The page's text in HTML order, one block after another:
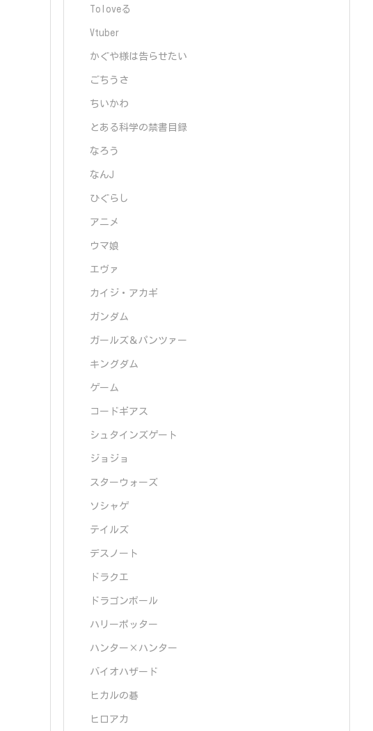
Toloveる
Vtuber
かぐや様は告らせたい
ごちうさ
ちいかわ
とある科学の禁書目録
なろう
なんJ
ひぐらし
アニメ
ウマ娘
エヴァ
カイジ・アカギ
ガンダム
ガールズ＆パンツァー
キングダム
ゲーム
コードギアス
シュタインズゲート
ジョジョ
スターウォーズ
ソシャゲ
テイルズ
デスノート
ドラクエ
ドラゴンボール
ハリーポッター
ハンター×ハンター
バイオハザード
ヒカルの碁
ヒロアカ